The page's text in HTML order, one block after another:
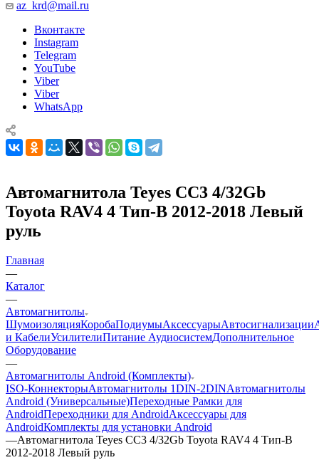
az_krd@mail.ru
Вконтакте
Instagram
Telegram
YouTube
Viber
Viber
WhatsApp
Автомагнитола Teyes CC3 4/32Gb
Toyota RAV4 4 Тип-B 2012-2018 Левый
руль
Главная
—
Каталог
—
Автомагнитолы
ШумоизоляцияКоробаПодиумыАксессуарыАвтосигнализации
и КабелиУсилителиПитание АудиосистемДополнительное
Оборудование
—
Автомагнитолы Android (Комплекты)
ISO-КоннекторыАвтомагнитолы 1DIN-2DINАвтомагнитолы
Android (Универсальные)Переходные Рамки для
AndroidПереходники для AndroidАксессуары для
AndroidКомплекты для установки Android
—Автомагнитола Teyes CC3 4/32Gb Toyota RAV4 4 Тип-B
2012-2018 Левый руль